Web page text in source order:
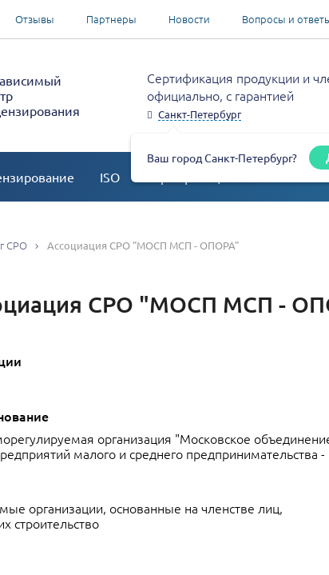
Отзывы Партнеры Новости Вопросы и
Сертификация продукции и
официально, с гарантией
Санкт-Петербург
Ваш город Санкт-Петербург?
ISO
СРО Ассоциация СРО "МОСП МСП - ОПОРА"
СРО "МОСП МСП -
организация "Московское
малого и среднего предпринимательства
организации, основанные на членстве лиц,
строительство